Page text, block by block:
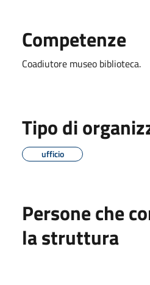
Competenze
Coadiutore museo biblioteca.
Tipo di
ufficio
Persone che
la struttura